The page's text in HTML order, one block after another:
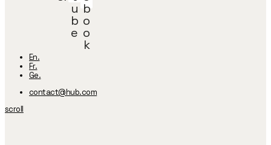
u
b
e
b
o
o
k
En.
Fr.
Ge.
contact@hub.com
scroll